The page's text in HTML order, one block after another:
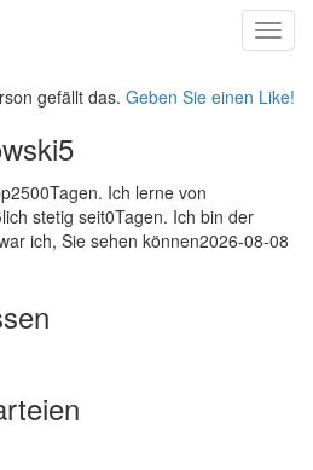
gefällt das. Geben Sie einen Like!
Ich lerne von
stetig seit0Tagen. Ich bin der
ich, Sie sehen können2026-08-08